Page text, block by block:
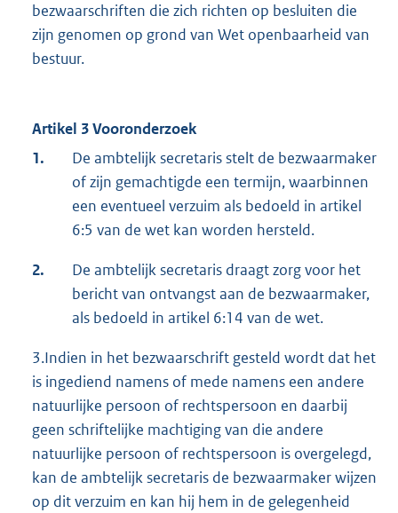
bezwaarschriften die zich richten op besluiten die
zijn genomen op grond van Wet openbaarheid van
bestuur.
Artikel 3 Vooronderzoek
1.
De ambtelijk secretaris stelt de bezwaarmaker
of zijn gemachtigde een termijn, waarbinnen
een eventueel verzuim als bedoeld in artikel
6:5 van de wet kan worden hersteld.
2.
De ambtelijk secretaris draagt zorg voor het
bericht van ontvangst aan de bezwaarmaker,
als bedoeld in artikel 6:14 van de wet.
3.Indien in het bezwaarschrift gesteld wordt dat het
is ingediend namens of mede namens een andere
natuurlijke persoon of rechtspersoon en daarbij
geen schriftelijke machtiging van die andere
natuurlijke persoon of rechtspersoon is overgelegd,
kan de ambtelijk secretaris de bezwaarmaker wijzen
op dit verzuim en kan hij hem in de gelegenheid